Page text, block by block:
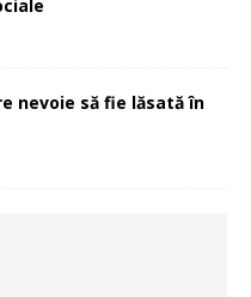
nevoie să fie lăsată în